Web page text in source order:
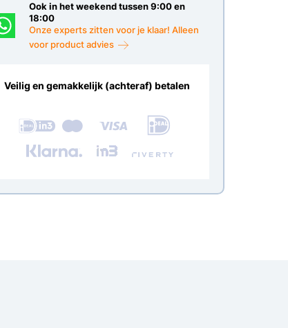
Ook in het weekend tussen 9:00 en
18:00
Onze experts zitten voor je klaar! Alleen
voor product advies
Veilig en gemakkelijk (achteraf) betalen